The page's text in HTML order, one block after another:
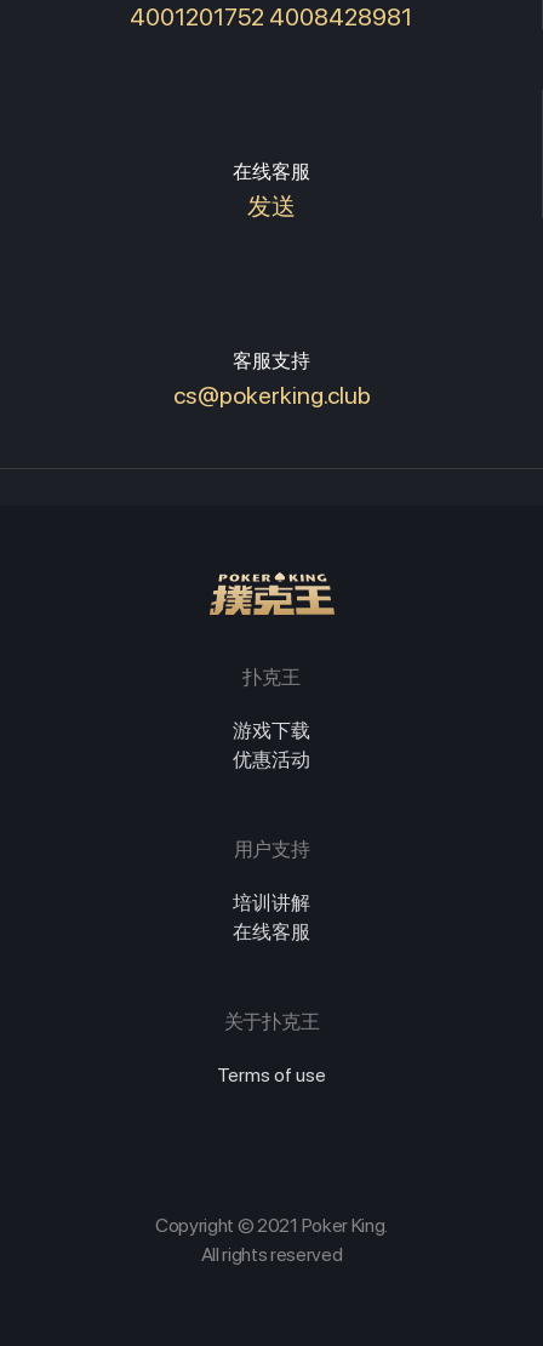
4001201752 4008428981
在线客服
发送
客服支持
cs@pokerking.club
扑克王
游戏下载
优惠活动
用户支持
培训讲解
在线客服
关于扑克王
Terms of use
Copyright © 2021 Poker King.
All rights reserved